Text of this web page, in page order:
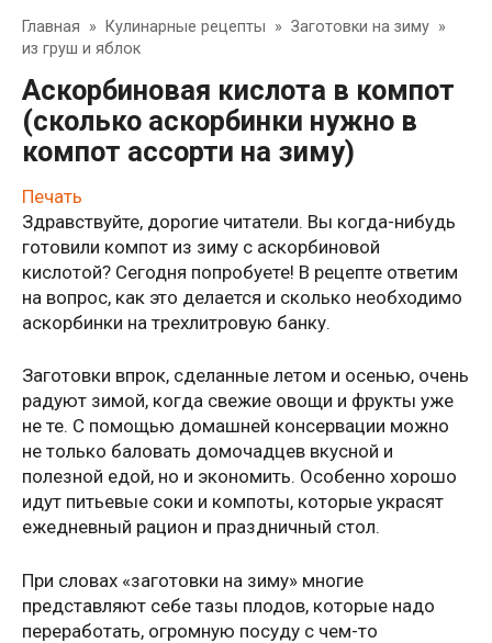
Главная » Кулинарные рецепты » Заготовки на зиму »
из груш и яблок
Аскорбиновая кислота в компот
(сколько аскорбинки нужно в
компот ассорти на зиму)
Печать
Здравствуйте, дорогие читатели. Вы когда-нибудь
готовили компот из зиму с аскорбиновой
кислотой? Сегодня попробуете! В рецепте ответим
на вопрос, как это делается и сколько необходимо
аскорбинки на трехлитровую банку.
Заготовки впрок, сделанные летом и осенью, очень
радуют зимой, когда свежие овощи и фрукты уже
не те. С помощью домашней консервации можно
не только баловать домочадцев вкусной и
полезной едой, но и экономить. Особенно хорошо
идут питьевые соки и компоты, которые украсят
ежедневный рацион и праздничный стол.
При словах «заготовки на зиму» многие
представляют себе тазы плодов, которые надо
переработать, огромную посуду с чем-то